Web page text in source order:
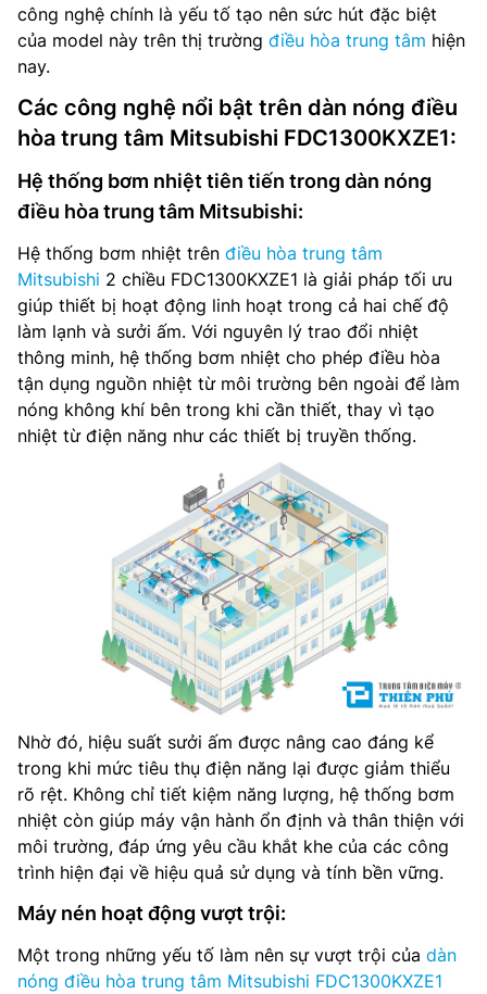
công nghệ chính là yếu tố tạo nên sức hút đặc biệt
của model này trên thị trường điều hòa trung tâm hiện
nay.
Các công nghệ nổi bật trên dàn nóng điều
hòa trung tâm Mitsubishi FDC1300KXZE1:
Hệ thống bơm nhiệt tiên tiến trong dàn nóng
điều hòa trung tâm Mitsubishi:
Hệ thống bơm nhiệt trên điều hòa trung tâm
Mitsubishi 2 chiều FDC1300KXZE1 là giải pháp tối ưu
giúp thiết bị hoạt động linh hoạt trong cả hai chế độ
làm lạnh và sưởi ấm. Với nguyên lý trao đổi nhiệt
thông minh, hệ thống bơm nhiệt cho phép điều hòa
tận dụng nguồn nhiệt từ môi trường bên ngoài để làm
nóng không khí bên trong khi cần thiết, thay vì tạo
nhiệt từ điện năng như các thiết bị truyền thống.
Nhờ đó, hiệu suất sưởi ấm được nâng cao đáng kể
trong khi mức tiêu thụ điện năng lại được giảm thiểu
rõ rệt. Không chỉ tiết kiệm năng lượng, hệ thống bơm
nhiệt còn giúp máy vận hành ổn định và thân thiện với
môi trường, đáp ứng yêu cầu khắt khe của các công
trình hiện đại về hiệu quả sử dụng và tính bền vững.
Máy nén hoạt động vượt trội:
Một trong những yếu tố làm nên sự vượt trội của dàn
nóng điều hòa trung tâm Mitsubishi FDC1300KXZE1